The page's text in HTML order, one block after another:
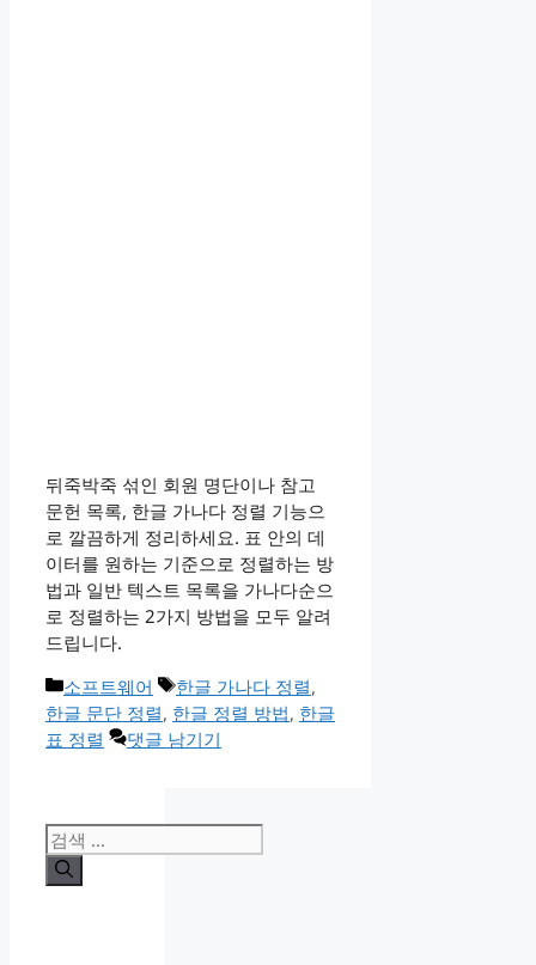
뒤죽박죽 섞인 회원 명단이나 참고
문헌 목록, 한글 가나다 정렬 기능으
로 깔끔하게 정리하세요. 표 안의 데
이터를 원하는 기준으로 정렬하는 방
법과 일반 텍스트 목록을 가나다순으
로 정렬하는 2가지 방법을 모두 알려
드립니다.
카
테
고
소프트웨어
태
그
한글 가나다 정렬,
한글 문단 정렬, 한글 정렬 방법, 한글
표 정렬
댓글 남기기
검
색: